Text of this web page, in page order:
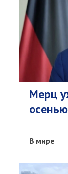
Мерц
В мире